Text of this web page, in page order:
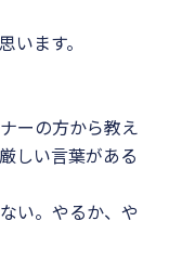
います。
ーの方から教え
しい言葉がある
い。やるか、や